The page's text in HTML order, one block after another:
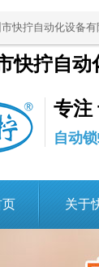
快拧自动化设备有
快拧自动
专注
自动
页 关于